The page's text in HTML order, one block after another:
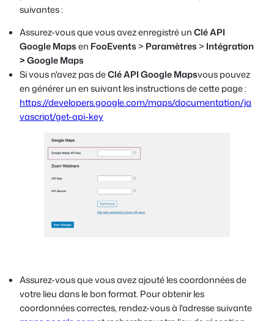
suivantes :
Assurez-vous que vous avez enregistré unClé API
Google Mapsen FooEvents> Paramètres> Intégration
> Google Maps
Si vous n'avez pas deClé API Google Mapsvous pouvez
en générer un en suivant les instructions de cette page :
https://developers.google.com/maps/documentation/ja
vascript/get-api-key
Assurez-vous que vous avez ajouté les coordonnées de
votre lieu dans le bon format. Pour obtenir les
coordonnées correctes, rendez-vous à l'adresse suivante